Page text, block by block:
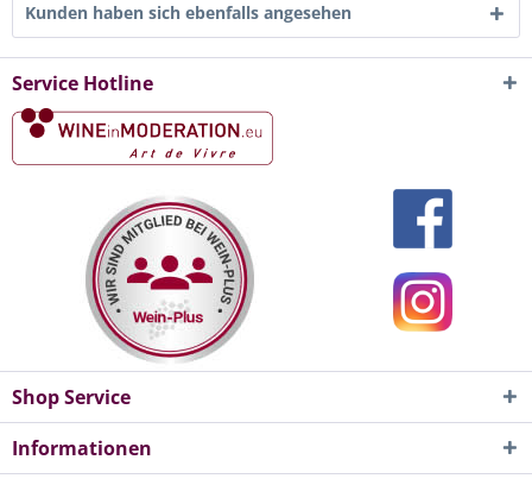
Kunden haben sich ebenfalls angesehen
Service Hotline
Shop Service
Informationen